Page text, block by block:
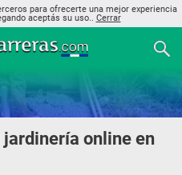
para ofrecerte una mejor experiencia
aceptás su uso.. Cerrar
jardinería online en